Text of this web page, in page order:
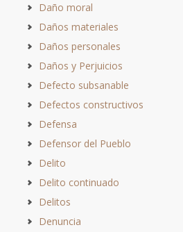
Daño moral
Daños materiales
Daños personales
Daños y Perjuicios
Defecto subsanable
Defectos constructivos
Defensa
Defensor del Pueblo
Delito
Delito continuado
Delitos
Denuncia